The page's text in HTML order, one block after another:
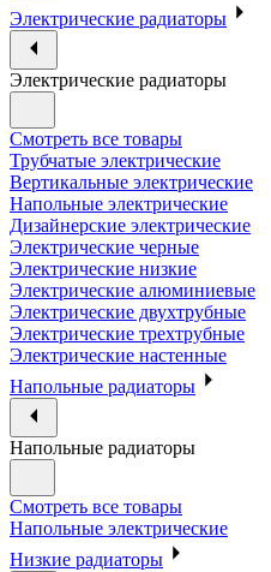
Электрические радиаторы
Электрические радиаторы
Смотреть все товары
Трубчатые электрические
Вертикальные электрические
Напольные электрические
Дизайнерские электрические
Электрические черные
Электрические низкие
Электрические алюминиевые
Электрические двухтрубные
Электрические трехтрубные
Электрические настенные
Напольные радиаторы
Напольные радиаторы
Смотреть все товары
Напольные электрические
Низкие радиаторы